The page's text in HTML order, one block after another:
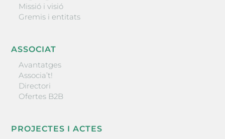
Missió i visió
Gremis i entitats
ASSOCIAT
Avantatges
Associa’t!
Directori
Ofertes B2B
PROJECTES I ACTES